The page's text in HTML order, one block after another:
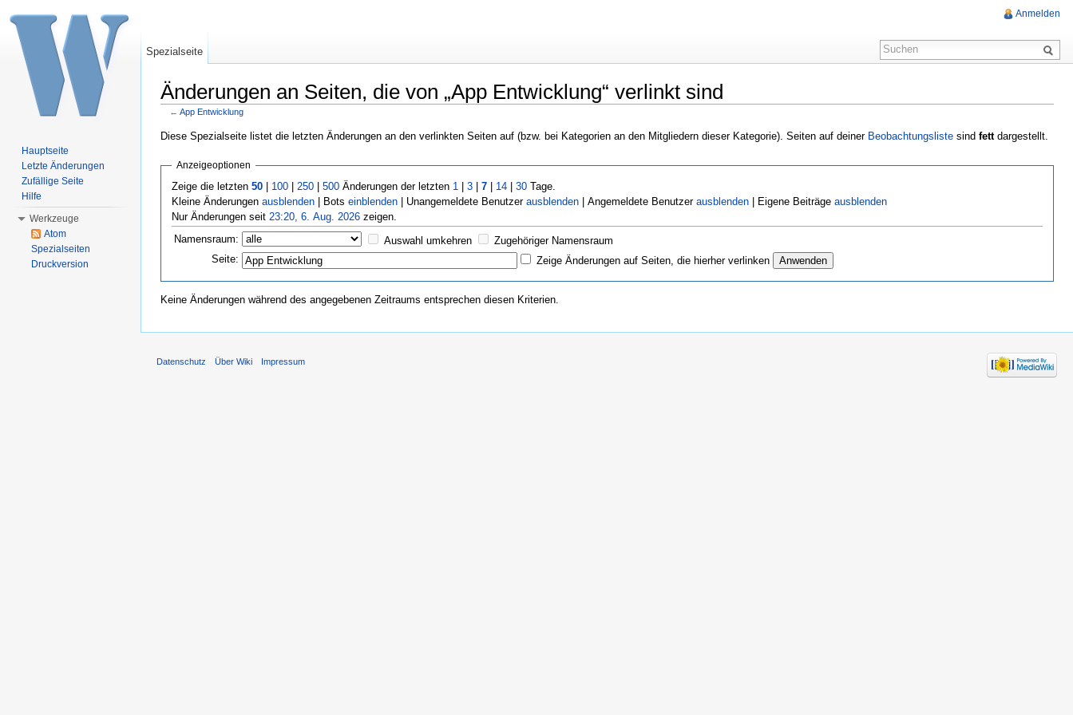
Änderungen an Seiten, die von „App Entwicklung“ verlinkt sind
← App Entwicklung
Diese Spezialseite listet die letzten Änderungen an den verlinkten Seiten auf (bzw. bei Kategorien an den Mitgliedern dieser Kategorie). Seiten auf deiner Beobachtungsliste sind fettdargestellt.
Anzeigeoptionen
Zeige die letzten 50| 100| 250| 500Änderungen der letzten 1 | 3| 7| 14| 30Tage.
Kleine Änderungen ausblenden| Bots einblenden| Unangemeldete Benutzer ausblenden| Angemeldete Benutzer ausblenden| Eigene Beiträge ausblenden
Nur Änderungen seit 23:20, 6. Aug. 2026zeigen.
Namensraum:
Auswahl umkehren
Zugehöriger Namensraum
Seite:
Zeige Änderungen auf Seiten, die hierher verlinken
Keine Änderungen während des angegebenen Zeitraums entsprechen diesen Kriterien.
Anmelden
Spezialseite
Hauptseite
Letzte Änderungen
Zufällige Seite
Hilfe
Werkzeuge
Atom
Spezialseiten
Druckversion
Datenschutz Über Wiki Impressum